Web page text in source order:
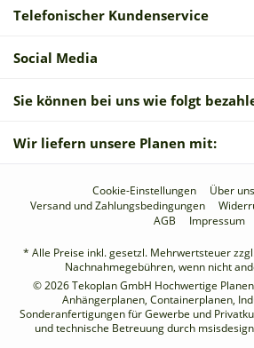
Telefonischer Kundenservice
Social Media
Sie können bei uns wie folgt
Wir liefern unsere Planen mit:
Cookie-Einstellungen Über uns
Versand und Zahlungsbedingungen
AGB
Impressum
* Alle Preise inkl. gesetzl. Mehrwertsteuer
Nachnahmegebühren, wenn nicht
© 2026 Tekoplan GmbH Hochwertige
Anhängerplanen, Containerplanen,
Sonderanfertigungen für Gewerbe und
und technische Betreuung durch